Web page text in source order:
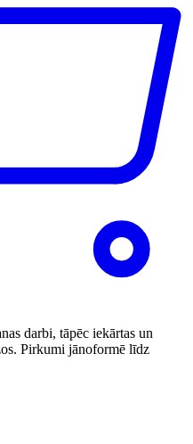
darbi, tāpēc iekārtas un
Pirkumi jānoformē līdz